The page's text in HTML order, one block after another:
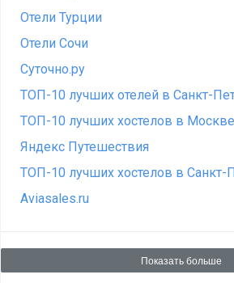
Отели Турции
Отели Сочи
Суточно.ру
ТОП-10 лучших отелей в Санкт-
ТОП-10 лучших хостелов в Москве
Яндекс Путешествия
ТОП-10 лучших хостелов в Санкт-
Aviasales.ru
Показать больше